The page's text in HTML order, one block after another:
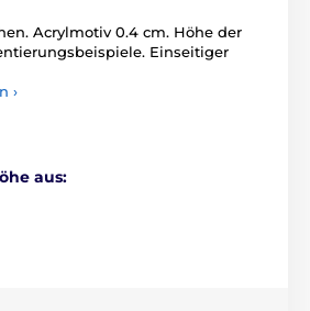
Acrylmotiv 0.4 cm. Höhe der
Einseitiger
›
aus: